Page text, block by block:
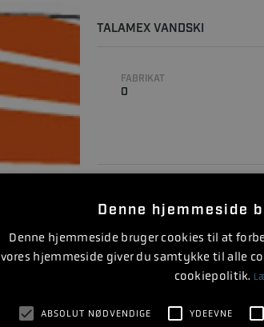
TALAMEX VANDSKI
FABRIKAT
0
Denne hjemmeside
Denne hjemmeside bruger cookies til at
vores hjemmeside giver du samtykke til alle
cookiepolitik.
ABSOLUT NØDVENDIGE YDEEVNE